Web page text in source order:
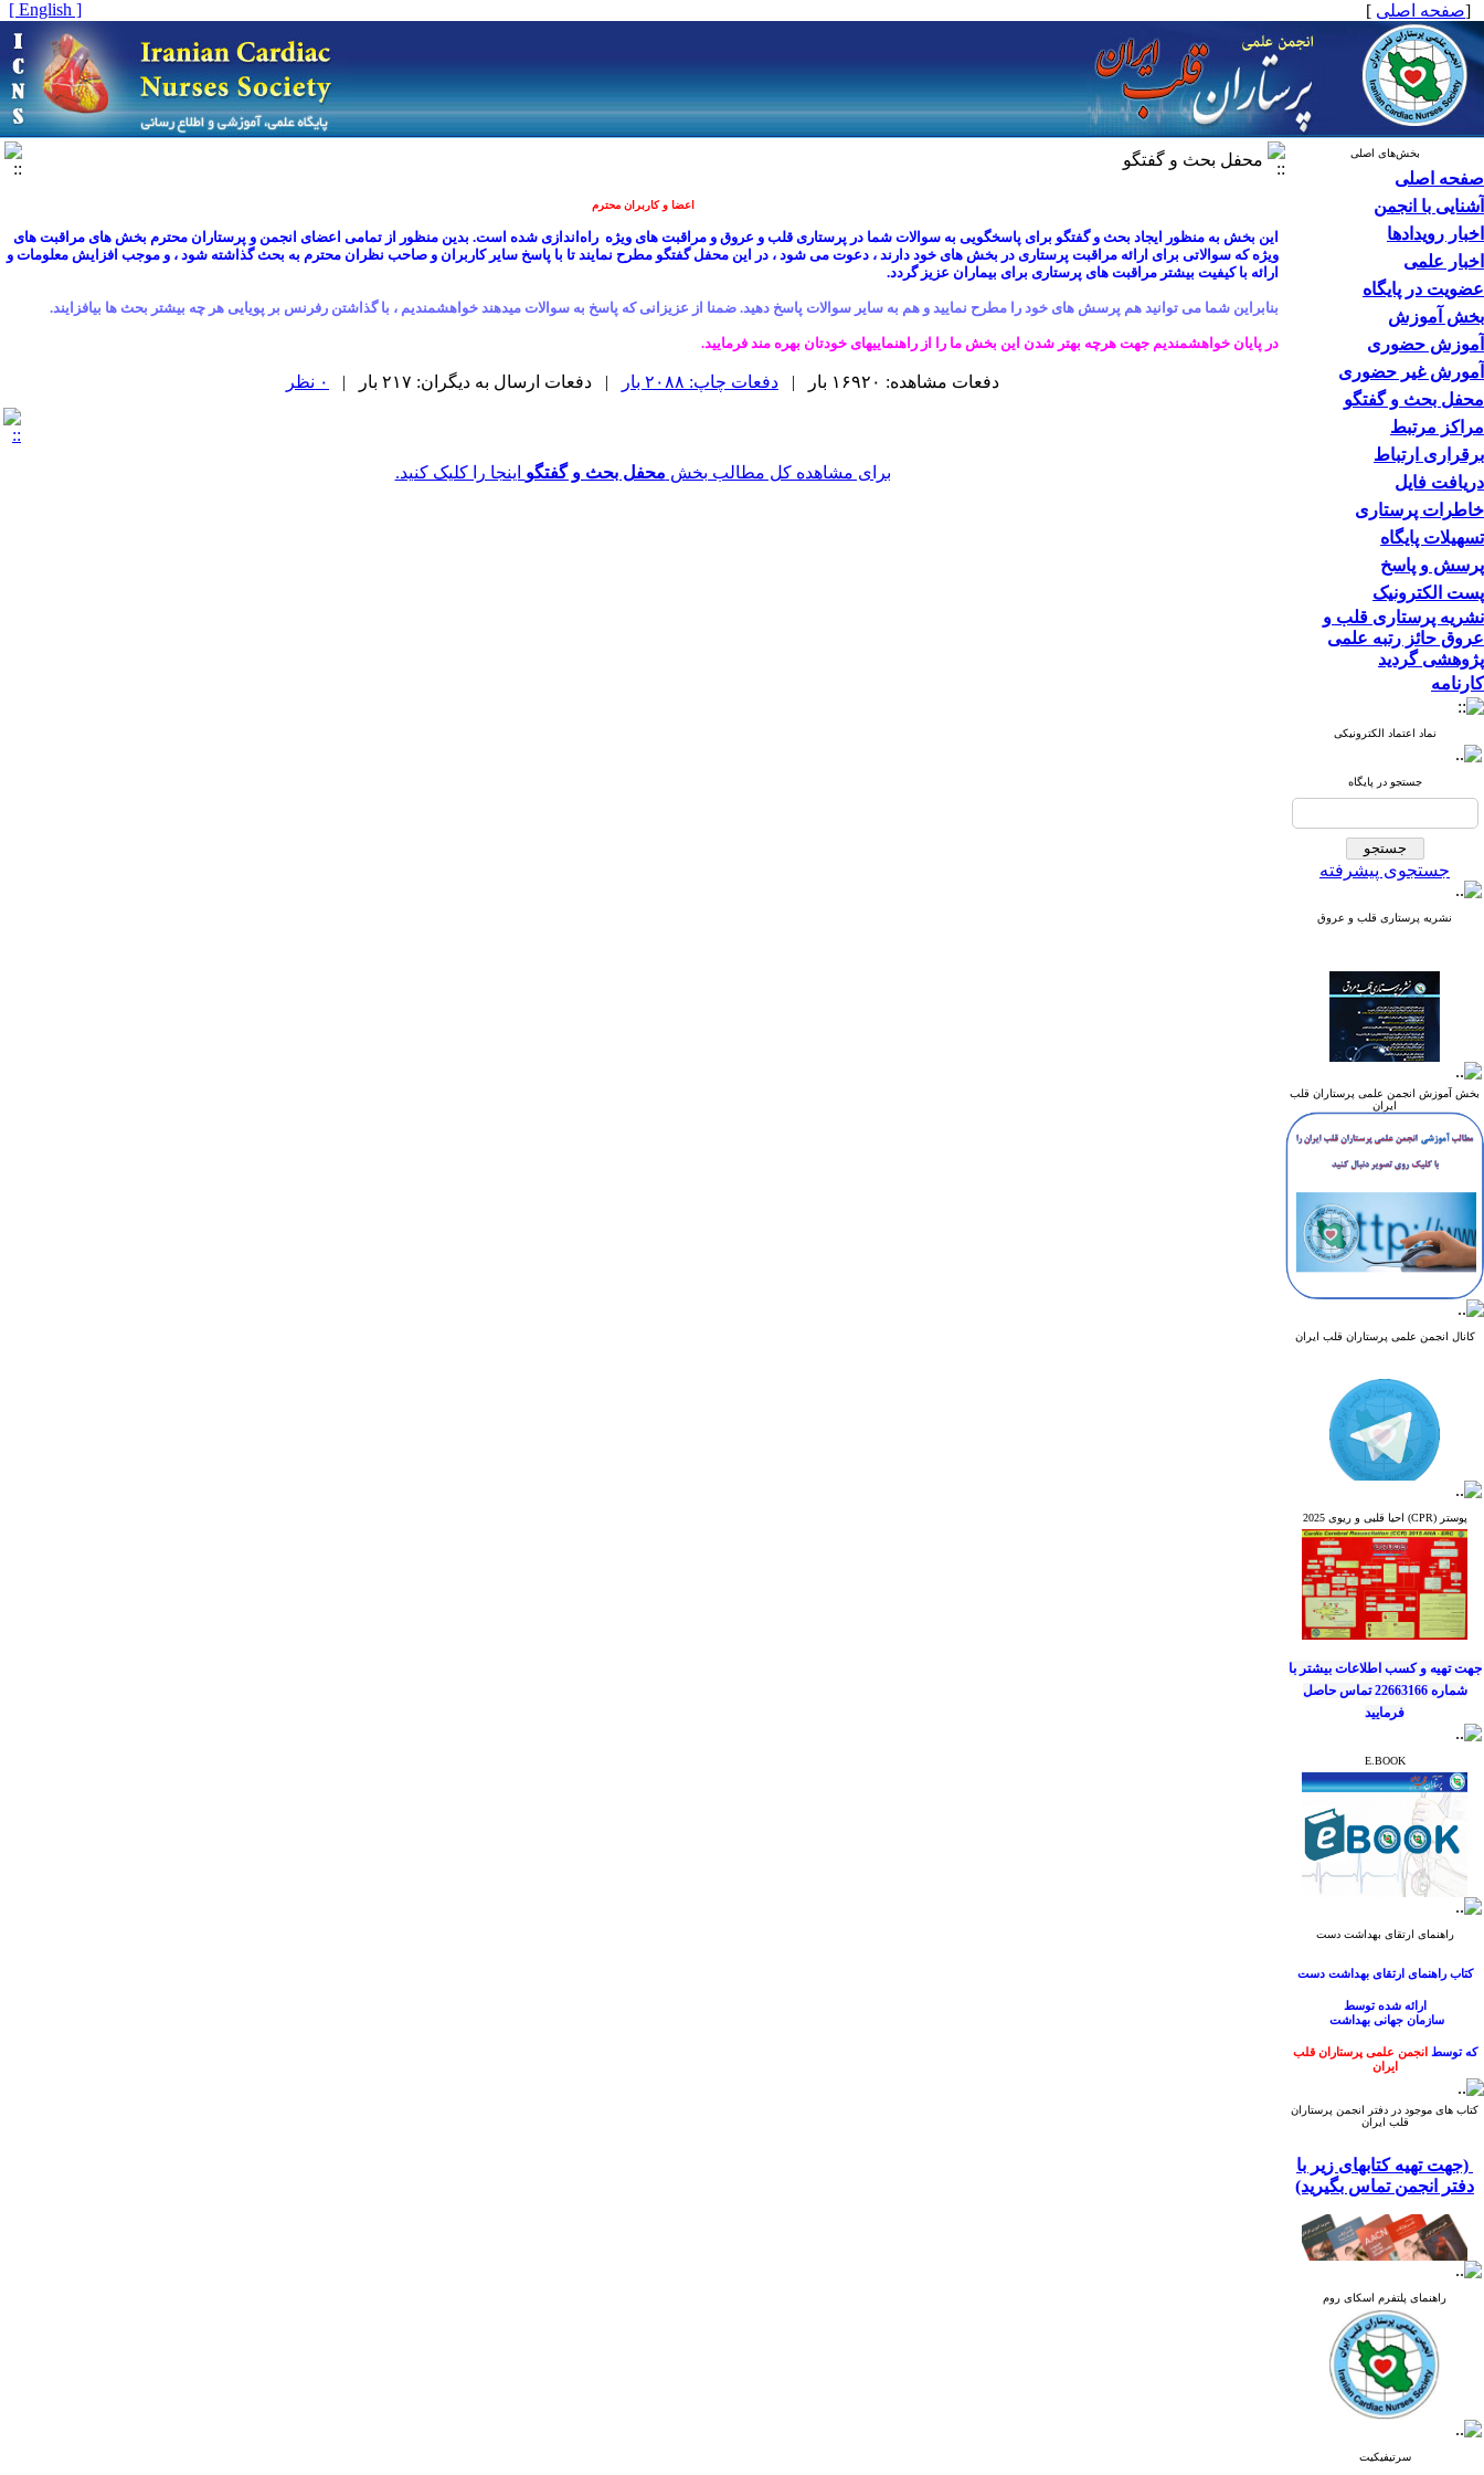
[صفحه اصلی ]
[ English ]
بخش‌های اصلی
صفحه اصلی
آشنایی با انجمن
اخبار رویدادها
اخبار علمی
عضویت در پایگاه
بخش آموزش
آموزش حضوری
آمورش غیر حضوری
محفل بحث و گفتگو
مراکز مرتبط
برقراری ارتباط
دریافت فایل
خاطرات پرستاری
تسهیلات پایگاه
پرسش و پاسخ
پست الکترونیک
نشریه پرستاری قلب و
عروق حائز رتبه علمی
پژوهشی گردید
کارنامه
نماد اعتماد الکترونیکی
جستجو در پایگاه
جستجوی پیشرفته
نشریه پرستاری قلب و عروق
بخش آموزش انجمن علمی پرستاران قلب
ایران
کانال انجمن علمی پرستاران قلب ایران
اطلاعات و اخبار
انجمن علمی پرستاران
قلب ایرانبه کانال
ارتباطی ما بپیوندید.
جهت کسب آخرین
اطلاعات و اخبار
انجمن علمی پرستاران
ارتباطی ما بپیوندید.
پوستر (CPR) احیا قلبی و ریوی 2025
جهت تهیه و کسب اطلاعات بیشتربا
شماره 22663166 تماس حاصل
فرمایید
E.BOOK
راهنمای ارتقای بهداشت دست
کتاب راهنمای ارتقای بهداشت دست
ارائه شدهتوسط
سازمان جهانی بهداشت
که توسطانجمن علمی پرستاران قلب
ایران
کتاب راهنمای ارتقای بهداشت دست
کتاب های موجود در دفتر انجمن پرستاران
قلب ایران
(جهت تهیه کتابهای زیر با
دفتر انجمن تماس بگیرید)
راهنمای پلتفرم اسکای روم
سرتیفیکیت
محفل بحث و گفتگو
اعضا و کاربران محترم
این بخش به منظور ایجاد بحث و گفتگو برای پاسخگویی به سوالات شما در پرستاری قلب و عروق و مراقبت های ویژه راه‌اندازی شده است. بدین منظور از تمامی اعضای انجمن و پرستاران محترم بخش های مراقبت های
ویژه که سوالاتی برای ارائه مراقبت پرستاری در بخش های خود دارند ، دعوت می شود ، در این محفل گفتگو مطرح نمایند تا با پاسخ سایر کاربران و صاحب نظران محترم به بحث گذاشته شود ، و موجب افزایش معلومات و
ارائه با کیفیت بیشتر مراقبت های پرستاری برای بیماران عزیز گردد.
بنابراین شما می توانید هم پرسش های خود را مطرح نمایید و هم به سایر سوالات پاسخ دهید. ضمنا از عزیزانی که پاسخ به سوالات میدهند خواهشمندیم ، با گذاشتن رفرنس بر پویایی هر چه بیشتر بحث ها بیافزایند.
در پایان خواهشمندیم جهت هرچه بهتر شدن این بخش ما را از راهنماییهای خودتان بهره مند فرمایید.
دفعات مشاهده: ۱۶۹۲۰ بار | دفعات چاپ: ۲۰۸۸ بار | دفعات ارسال به دیگران: ۲۱۷ بار | ۰ نظر
برای مشاهده کل مطالب بخش محفل بحث و گفتگو اینجا را کلیک کنید.